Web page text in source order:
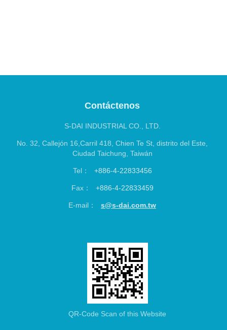
S-DAI INDUSTRIAL CO., LTD.
No. 32, Callejón 16,Carril 418, Chien Te St, distrito del Este,
Ciudad Taichung, Taiwán
Tel： +886-4-22833456
Fax： +886-4-22833459
E-mail： s@s-dai.com.tw